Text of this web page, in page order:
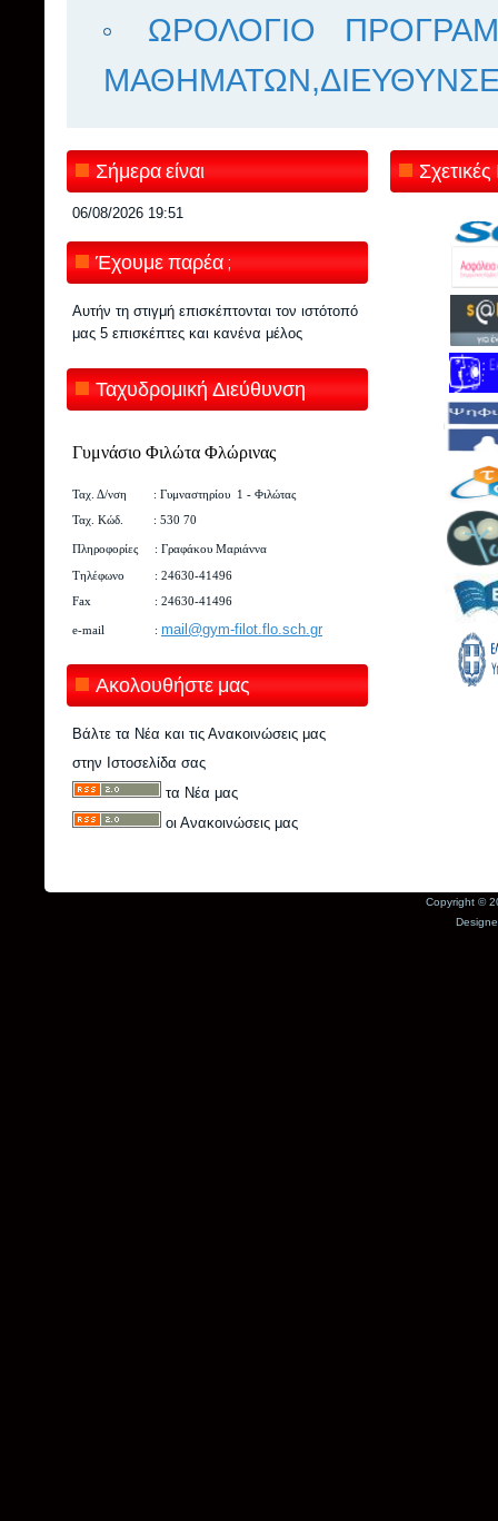
ΩΡΟΛΟΓΙΟ
Σήμερα είναι
06/08/2026 19:51
Έχουμε παρέα ;
Αυτήν τη στιγμή επισκέπτονται τον ιστότοπό
μας 5 επισκέπτες και κανένα μέλος
Ταχυδρομική Διεύθυνση
Γυμνάσιο Φιλώτα Φλώρινας
Ταχ. Δ/νση : Γυμναστηρίου 1 - Φιλώτας
Ταχ. Κώδ. : 530 70
Πληροφορίες : Γραφάκου Μαριάννα
Τηλέφωνο : 24630-41496
Fax : 24630-41496
e-mail : mail@gym-filot.flo.sch.gr
Ακολουθήστε μας
Βάλτε τα Νέα και τις Ανακοινώσεις μας
στην Ιστοσελίδα σας
τα Νέα μας
οι Ανακοινώσεις μας
Copyright ©